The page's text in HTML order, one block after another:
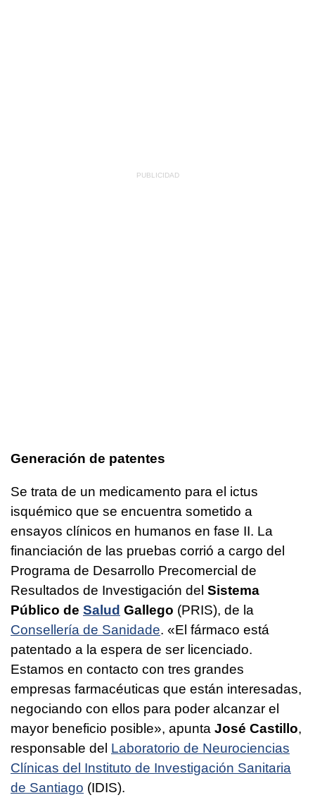
Generación de patentes
Se trata de un medicamento para el ictus
isquémico que se encuentra sometido a
ensayos clínicos en humanos en fase II. La
financiación de las pruebas corrió a cargo del
Programa de Desarrollo Precomercial de
Resultados de Investigación del Sistema
Público de Salud Gallego (PRIS), de la
Consellería de Sanidade. «El fármaco está
patentado a la espera de ser licenciado.
Estamos en contacto con tres grandes
empresas farmacéuticas que están interesadas,
negociando con ellos para poder alcanzar el
mayor beneficio posible», apunta José Castillo,
responsable del Laboratorio de Neurociencias
Clínicas del Instituto de Investigación Sanitaria
de Santiago (IDIS).